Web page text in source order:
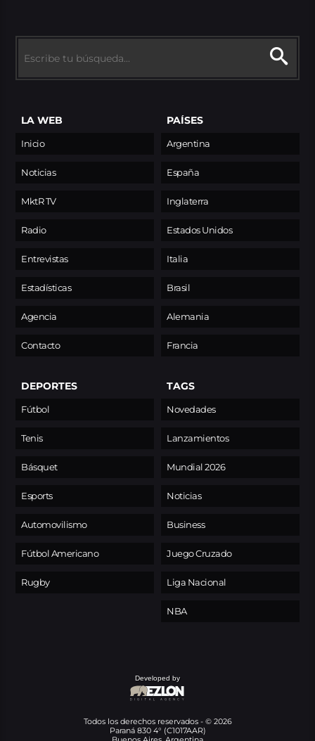
LA WEB
Inicio
Noticias
MktR TV
Radio
Entrevistas
Estadísticas
Agencia
Contacto
PAÍSES
Argentina
España
Inglaterra
Estados Unidos
Italia
Brasil
Alemania
Francia
DEPORTES
Fútbol
Tenis
Básquet
Esports
Automovilismo
Fútbol Americano
Rugby
TAGS
Novedades
Lanzamientos
Mundial 2026
Noticias
Business
Juego Cruzado
Liga Nacional
NBA
Developed by
Todos los derechos reservados - © 2026
Paraná 830 4° (C1017AAR)